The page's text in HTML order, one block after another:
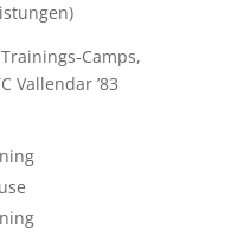
Camps,
Vallendar ’83